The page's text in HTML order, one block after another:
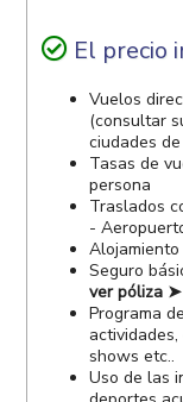
El precio
Vuelos
(consultar
ciudades
Tasas de
persona
Traslados
-
Seguro
ver póliza ➤
Programa
shows etc..
Uso de las